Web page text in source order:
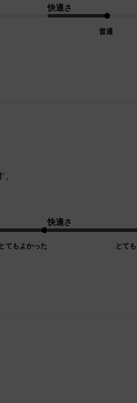
快適さ
普通
とてもよかった
快適さ
とて